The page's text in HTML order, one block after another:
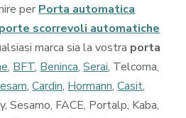
per Porta automatica
porte scorrevoli automatiche
marca sia la vostra porta
, BFT, Beninca,Serai, Telcoma,
,Cardin, Hormann,Casit,
Sesamo, FACE, Portalp, Kaba,